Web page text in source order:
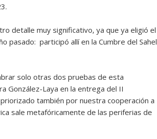
detalle muy significativo, ya que ya eligió el
pasado: participó allí en la Cumbre del Sahel
solo otras dos pruebas de esta
González-Laya en la entrega del II
también por nuestra cooperación a
sale metafóricamente de las periferias de